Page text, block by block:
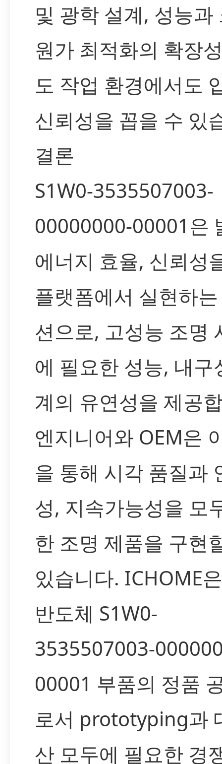
및 광학 설계, 성능과
원가 최적화의 확장
도 작업 환경에서도
신뢰성을 꼽을 수 있
결론
S1W0-3535507003-
00000000-00001은
에너지 효율, 신뢰성
플랫폼에서 실현하
션으로, 고성능 조명
에 필요한 성능, 내구
계의 유연성을 제공
엔지니어와 OEM은
을 통해 시각 품질과
성, 지속가능성을 모
한 조명 제품을 구현
있습니다. ICHOME
반도체 S1W0-
3535507003-
00001 부품의 정품
로서 prototyping과
산 모두에 필요한 경